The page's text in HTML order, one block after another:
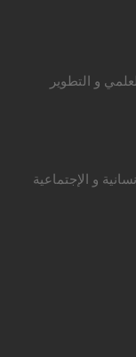
و التطوير
و الإجتماعية